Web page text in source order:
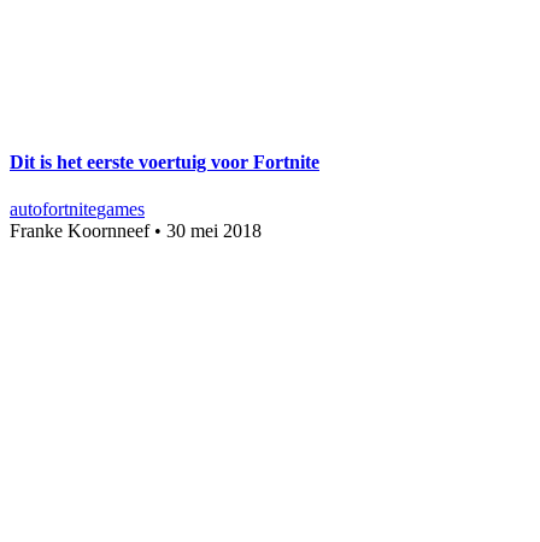
Dit is het eerste voertuig voor Fortnite
autofortnitegames
Franke Koornneef• 30 mei 2018